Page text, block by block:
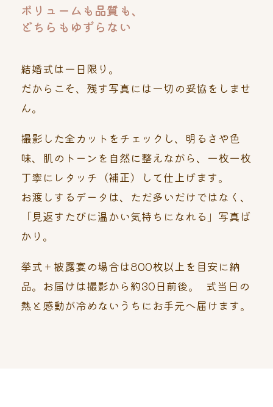
ボリュームも品質も、
どちらもゆずらない
結婚式は一日限り。
だからこそ、残す写真には一切の妥協をしませ
ん。
撮影した全カットをチェックし、明るさや色
味、肌のトーンを自然に整えながら、一枚一枚
丁寧にレタッチ（補正）して仕上げます。
お渡しするデータは、ただ多いだけではなく、
「見返すたびに温かい気持ちになれる」写真ば
かり。
挙式＋披露宴の場合は800枚以上を目安に納
品。お届けは撮影から約30日前後。 式当日の
熱と感動が冷めないうちにお手元へ届けます。